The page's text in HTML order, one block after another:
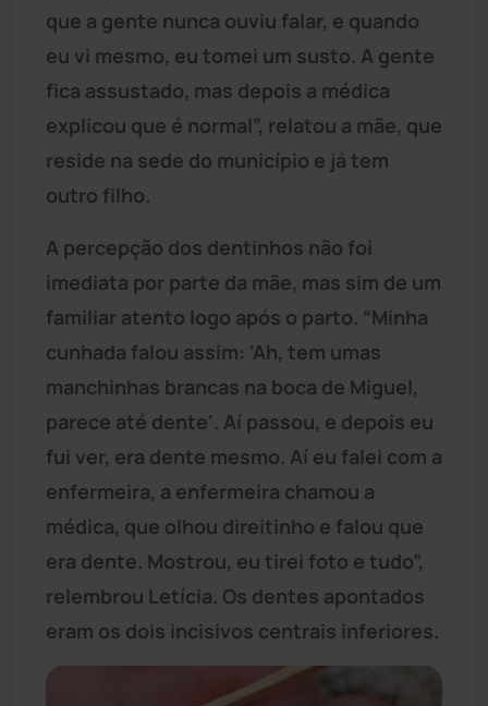
que a gente nunca ouviu falar, e quando
eu vi mesmo, eu tomei um susto. A gente
fica assustado, mas depois a médica
explicou que é normal”, relatou a mãe, que
reside na sede do município e já tem
outro filho.
A percepção dos dentinhos não foi
imediata por parte da mãe, mas sim de um
familiar atento logo após o parto. “Minha
cunhada falou assim: 'Ah, tem umas
manchinhas brancas na boca de Miguel,
parece até dente'. Aí passou, e depois eu
fui ver, era dente mesmo. Aí eu falei com a
enfermeira, a enfermeira chamou a
médica, que olhou direitinho e falou que
era dente. Mostrou, eu tirei foto e tudo”,
relembrou Letícia. Os dentes apontados
eram os dois incisivos centrais inferiores.